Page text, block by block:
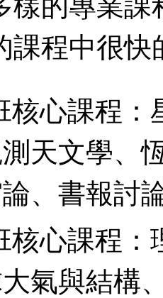
樣的專業
課程中很
核心課程：
天文學、
、書報討
核心課程：
氣與結構